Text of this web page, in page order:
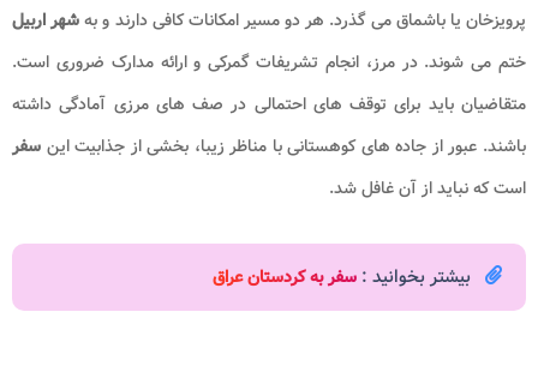
پرویزخان یا باشماق می گذرد. هر دو مسیر امکانات کافی دارند و بهشهر اربیل
ختم می شوند. در مرز، انجام تشریفات گمرکی و ارائه مدارک ضروری است.
متقاضیان باید برای توقف های احتمالی در صف های مرزی آمادگی داشته
باشند. عبور از جاده های کوهستانی با مناظر زیبا، بخشی از جذابیت این سفر
است که نباید از آن غافل شد.
بیشتر بخوانید : سفر به کردستان عراق